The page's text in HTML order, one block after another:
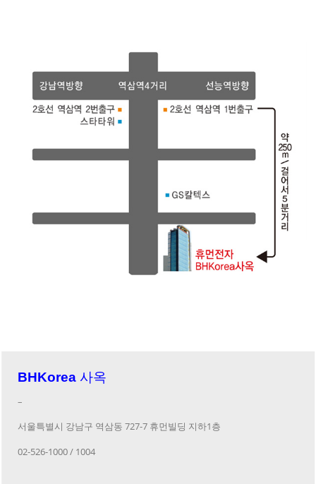
BHKorea사옥
–
서울특별시 강남구 역삼동 727-7 휴먼빌딩 지하1층
02-526-1000 / 1004